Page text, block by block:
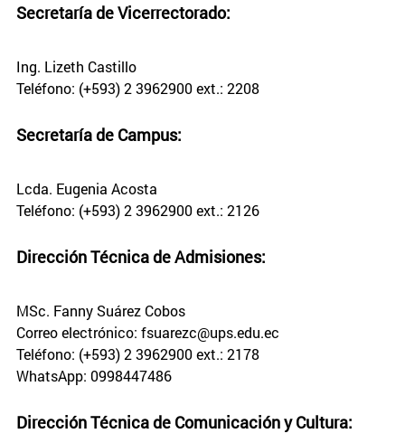
Secretaría de Vicerrectorado:
Ing. Lizeth Castillo
Teléfono: (+593) 2 3962900 ext.: 2208
Secretaría de Campus:
Lcda. Eugenia Acosta
Teléfono: (+593) 2 3962900 ext.: 2126
Dirección Técnica de Admisiones:
MSc. Fanny Suárez Cobos
Correo electrónico: fsuarezc@ups.edu.ec
Teléfono: (+593) 2 3962900 ext.: 2178
WhatsApp: 0998447486
Dirección Técnica de Comunicación y Cultura: